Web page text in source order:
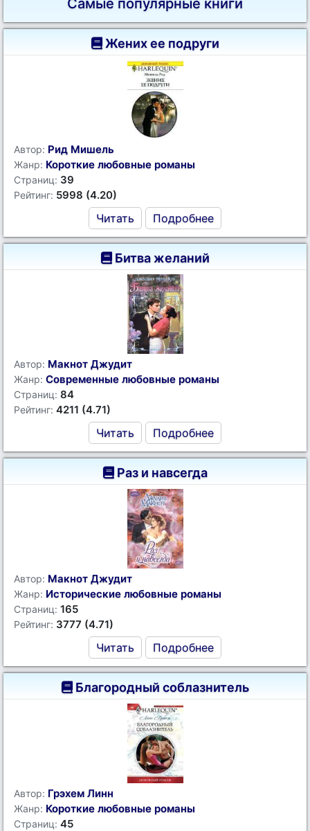
Самые популярные книги
Жених ее подруги
Автор: Рид Мишель
Жанр: Короткие любовные романы
Страниц: 39
Рейтинг: 5998 (4.20)
Читать Подробнее
Битва желаний
Автор: Макнот Джудит
Жанр: Современные любовные романы
Страниц: 84
Рейтинг: 4211 (4.71)
Читать Подробнее
Раз и навсегда
Автор: Макнот Джудит
Жанр: Исторические любовные романы
Страниц: 165
Рейтинг: 3777 (4.71)
Читать Подробнее
Благородный соблазнитель
Автор: Грэхем Линн
Жанр: Короткие любовные романы
Страниц: 45